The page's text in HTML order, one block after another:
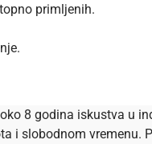
primljenih.
8 godina iskustva u
i slobodnom vremenu.